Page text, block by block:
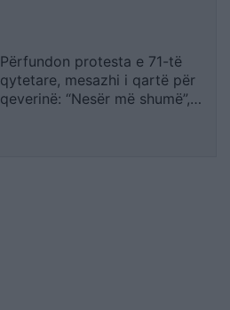
Përfundon protesta e 71-të
qytetare, mesazhi i qartë për
qeverinë: “Nesër më shumë”,